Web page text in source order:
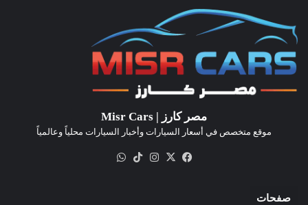
مصر كارز | Misr Cars
موقع متخصص في أسعار السيارات وأخبار السيارات محلياً وعالمياً
فيسبوك
‫X انستقرام‫TikTok
صفحات